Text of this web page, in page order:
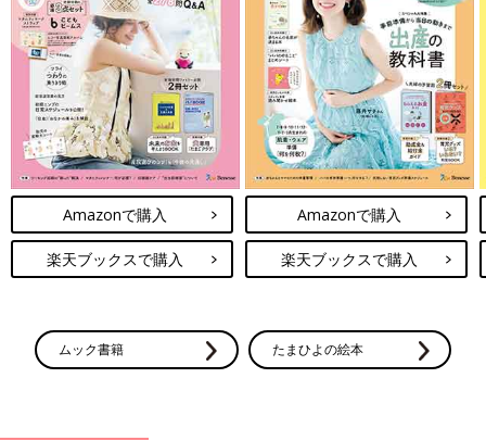
Amazonで購入
楽天ブックスで購入
Amazonで購入
楽天ブックスで購入
ムック書籍 たまひよの絵本